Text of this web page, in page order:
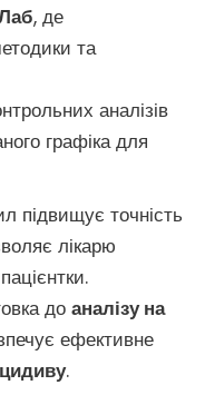
, де
та
аналізів
графіка для
підвищує точність
лікарю
до аналізу на
ефективне
.